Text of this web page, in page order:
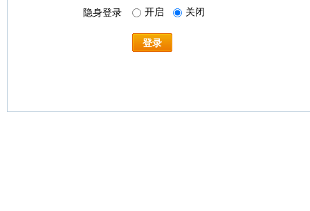
隐身登录 开启 关闭
登录